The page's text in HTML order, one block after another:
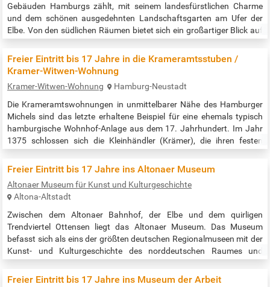
Gebäuden Hamburgs zählt, mit seinem landesfürstlichen Charme
und dem schönen ausgedehnten Landschaftsgarten am Ufer der
Elbe. Von den südlichen Räumen bietet sich ein großartiger Blick auf
zögern, dem Jenisch-Haus einen Besuch abzustatten. Eine kleine
Oase für…
Freier Eintritt bis 17 Jahre in die Krameramtsstuben /
Kramer-Witwen-Wohnung
Kramer-Witwen-Wohnung
Hamburg-Neustadt
Die Krameramtswohnungen in unmittelbarer Nähe des Hamburger
Michels sind das letzte erhaltene Beispiel für eine ehemals typisch
hamburgische Wohnhof-Anlage aus dem 17. Jahrhundert. Im Jahr
1375 schlossen sich die Kleinhändler (Krämer), die ihren festen
Gewürzen, Seidenstoffen und Eisenwaren handelten, im Krameramt
Gelände bei der…
Freier Eintritt bis 17 Jahre ins Altonaer Museum
Altonaer Museum für Kunst und Kulturgeschichte
Altona-Altstadt
Zwischen dem Altonaer Bahnhof, der Elbe und dem quirligen
Trendviertel Ottensen liegt das Altonaer Museum. Das Museum
befasst sich als eins der größten deutschen Regionalmuseen mit der
Kunst- und Kulturgeschichte des norddeutschen Raumes und
Altona, von Schleswig Holstein und der Küstengebiete von Nord- und
Freier Eintritt bis 17 Jahre ins Museum der Arbeit